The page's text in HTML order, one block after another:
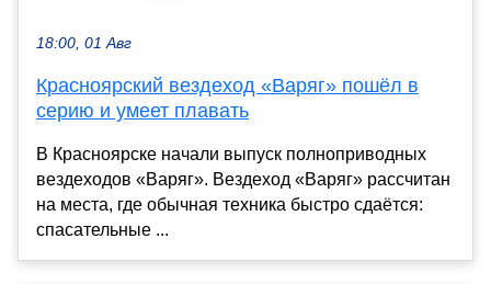
18:00, 01 Авг
Красноярский вездеход «Варяг» пошёл в
серию и умеет плавать
В Красноярске начали выпуск полноприводных
вездеходов «Варяг». Вездеход «Варяг» рассчитан
на места, где обычная техника быстро сдаётся:
спасательные ...